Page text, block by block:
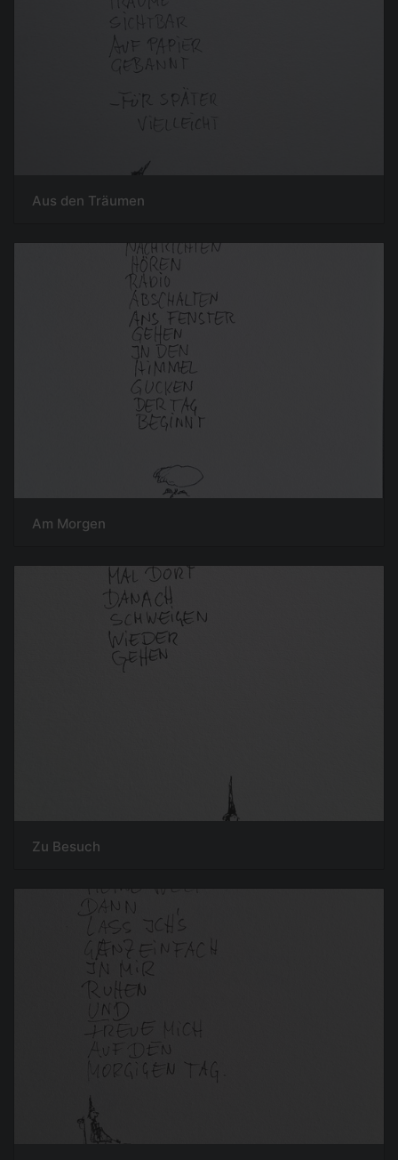
Aus den Träumen
Am Morgen
Zu Besuch